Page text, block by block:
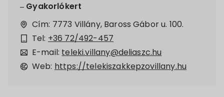
– Gyakorlókert
Cím: 7773 Villány, Baross Gábor u. 100.
Tel: +36 72/492-457
E-mail: teleki.villany@deliaszc.hu
Web: https://telekiszakkepzovillany.hu